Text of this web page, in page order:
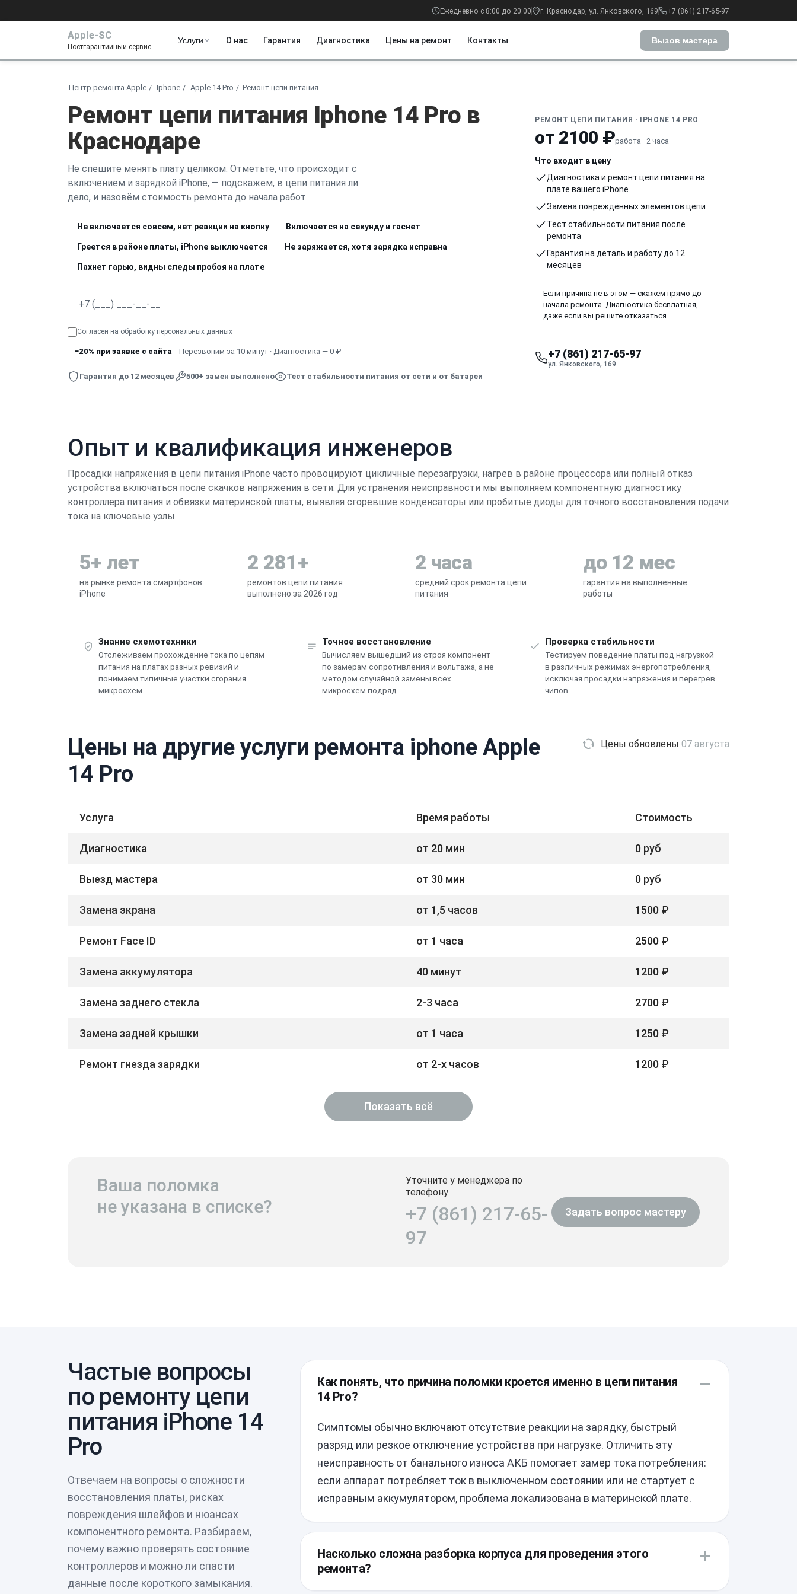
Ежедневно с 8:00 до 20:00 г. Краснодар, ул. Янковского, 169 +7 (861) 217-65-97
Apple-SC
Постгарантийный сервис
Услуги О нас Гарантия Диагностика Цены на ремонт Контакты Вызов мастера
Центр ремонта Apple Iphone Apple 14 Pro Ремонт цепи питания
Ремонт цепи питания Iphone 14 Pro в
Краснодаре
Не спешите менять плату целиком. Отметьте, что происходит с
включением и зарядкой iPhone, — подскажем, в цепи питания ли
дело, и назовём стоимость ремонта до начала работ.
Не включается совсем, нет реакции на кнопку Включается на секунду и гаснет
Греется в районе платы, iPhone выключается Не заряжается, хотя зарядка исправна
Пахнет гарью, видны следы пробоя на плате
Согласен на обработку персональных данных
−20% при заявке с сайта Перезвоним за 10 минут · Диагностика — 0 ₽
Гарантия до 12 месяцев 500+ замен выполнено Тест стабильности питания от сети и от батареи
РЕМОНТ ЦЕПИ ПИТАНИЯ · IPHONE 14 PRO
от 2100 ₽работа · 2 часа
Что входит в цену
Диагностика и ремонт цепи питания на
плате вашего iPhone
Замена повреждённых элементов цепи
Тест стабильности питания после
ремонта
Гарантия на деталь и работу до 12
месяцев
Если причина не в этом — скажем прямо до
начала ремонта. Диагностика бесплатная,
даже если вы решите отказаться.
+7 (861) 217-65-97
ул. Янковского, 169
Опыт и квалификация инженеров
Просадки напряжения в цепи питания iPhone часто провоцируют цикличные перезагрузки, нагрев в районе процессора или полный отказ
устройства включаться после скачков напряжения в сети. Для устранения неисправности мы выполняем компонентную диагностику
контроллера питания и обвязки материнской платы, выявляя сгоревшие конденсаторы или пробитые диоды для точного восстановления подачи
тока на ключевые узлы.
5+ лет
на рынке ремонта смартфонов
iPhone
2 281+
ремонтов цепи питания
выполнено за 2026 год
2 часа
средний срок ремонта цепи
питания
до 12 мес
гарантия на выполненные
работы
Знание схемотехники
Отслеживаем прохождение тока по цепям
питания на платах разных ревизий и
понимаем типичные участки сгорания
микросхем.
Точное восстановление
Вычисляем вышедший из строя компонент
по замерам сопротивления и вольтажа, а не
методом случайной замены всех
микросхем подряд.
Проверка стабильности
Тестируем поведение платы под нагрузкой
в различных режимах энергопотребления,
исключая просадки напряжения и перегрев
чипов.
Цены на другие услуги ремонта iphone Apple
14 Pro
Цены обновлены 07 августа
Услуга Время работы Стоимость
Диагностика от 20 мин 0 руб
Выезд мастера от 30 мин 0 руб
Замена экрана от 1,5 часов 1500 ₽
Ремонт Face ID от 1 часа 2500 ₽
Замена аккумулятора 40 минут 1200 ₽
Замена заднего стекла 2-3 часа 2700 ₽
Замена задней крышки от 1 часа 1250 ₽
Ремонт гнезда зарядки от 2-х часов 1200 ₽
Показать всё
Ваша поломка
не указана в списке?
Уточните у менеджера по
телефону
+7 (861) 217-65-
97
Задать вопрос мастеру
Частые вопросы
по ремонту цепи
питания iPhone 14
Pro
Отвечаем на вопросы о сложности
восстановления платы, рисках
повреждения шлейфов и нюансах
компонентного ремонта. Разбираем,
почему важно проверять состояние
контроллеров и можно ли спасти
данные после короткого замыкания.
Как понять, что причина поломки кроется именно в цепи питания
14 Pro?
Симптомы обычно включают отсутствие реакции на зарядку, быстрый
разряд или резкое отключение устройства при нагрузке. Отличить эту
неисправность от банального износа АКБ помогает замер тока потребления:
если аппарат потребляет ток в выключенном состоянии или не стартует с
исправным аккумулятором, проблема локализована в материнской плате.
Насколько сложна разборка корпуса для проведения этого
ремонта?